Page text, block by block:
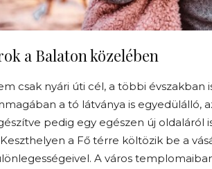
a Balaton közelében
csak nyári úti cél, a többi évszakban
a tó látványa is egyedülálló,
pedig egy egészen új oldaláról
a Fő térre költözik be a
A város